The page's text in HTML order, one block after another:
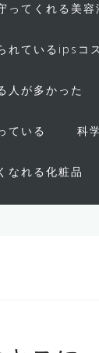
ってくれる美容
れているipsコ
人が多かった
ている 科
なれる化粧品